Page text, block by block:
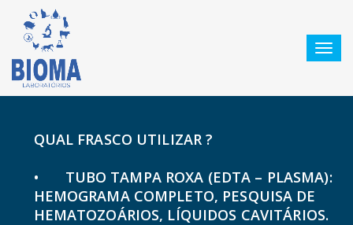
Manual de Tubos para Coleta
QUAL FRASCO UTILIZAR ?
•
TUBO TAMPA ROXA (EDTA – PLASMA):
HEMOGRAMA COMPLETO, PESQUISA DE
HEMATOZOÁRIOS, LÍQUIDOS CAVITÁRIOS.